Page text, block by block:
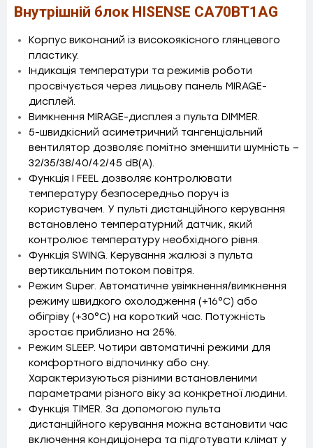
Внутрішній блок HISENSE CA70BT1AG
Корпус виконаний із високоякісного глянцевого
пластику.
Індикація температури та режимів роботи
просвічується через лицьову панель MIRAGE-
дисплей.
Вимкнення MIRAGE-дисплея з пульта DIMMER.
5-швидкісний асиметричний тангенціальний
вентилятор дозволяє помітно зменшити шумність –
32/35/38/40/42/45 dB(A).
Функція I FEEL дозволяє контролювати
температуру безпосередньо поруч із
користувачем. У пульті дистанційного керування
встановлено температурний датчик, який
контролює температуру необхідного рівня.
Функція SWING. Керування жалюзі з пульта
вертикальним потоком повітря.
Режим Super. Автоматичне увімкнення/вимкнення
режиму швидкого охолодження (+16°C) або
обігріву (+30°C) на короткий час. Потужність
зростає приблизно на 25%.
Режим SLEEP. Чотири автоматичні режими для
комфортного відпочинку або сну.
Характеризуються різними встановленими
параметрами різного віку за конкретної людини.
Функція TIMER. За допомогою пульта
дистанційного керування можна встановити час
включення кондиціонера та підготувати клімат у